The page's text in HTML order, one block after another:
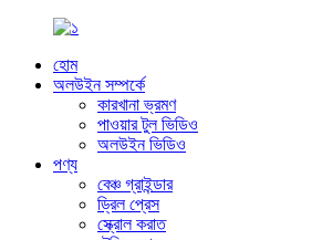
হোম
অলউইন সম্পর্কে
কারখানা ভ্রমণ
পাওয়ার টুল ভিডিও
অলউইন ভিডিও
পণ্য
বেঞ্চ গ্রাইন্ডার
ড্রিল প্রেস
স্ক্রোল করাত